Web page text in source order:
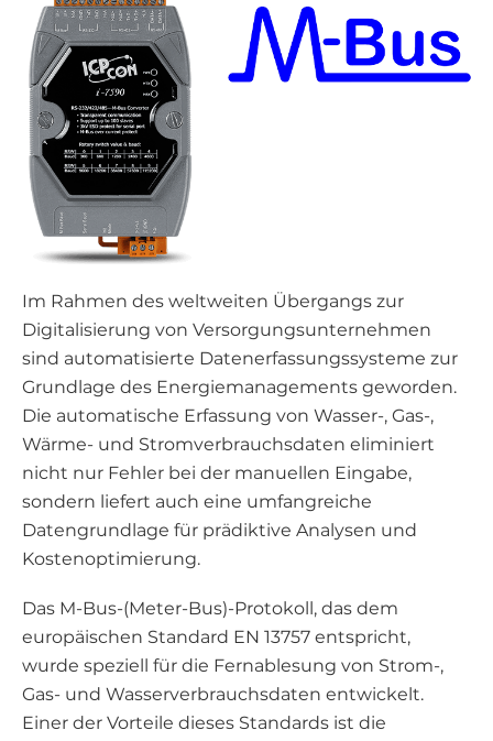
Im Rahmen des weltweiten Übergangs zur
Digitalisierung von Versorgungsunternehmen
sind automatisierte Datenerfassungssysteme zur
Grundlage des Energiemanagements geworden.
Die automatische Erfassung von Wasser-, Gas-,
Wärme- und Stromverbrauchsdaten eliminiert
nicht nur Fehler bei der manuellen Eingabe,
sondern liefert auch eine umfangreiche
Datengrundlage für prädiktive Analysen und
Kostenoptimierung.
Das M-Bus-(Meter-Bus)-Protokoll, das dem
europäischen Standard EN 13757 entspricht,
wurde speziell für die Fernablesung von Strom-,
Gas- und Wasserverbrauchsdaten entwickelt.
Einer der Vorteile dieses Standards ist die